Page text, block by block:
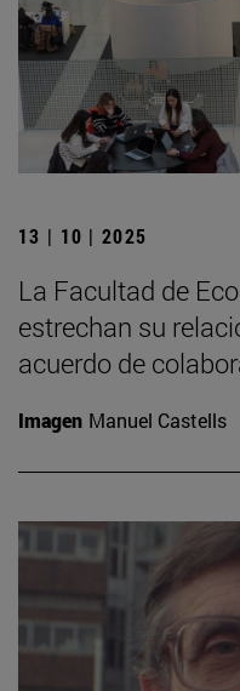
13 | 10 | 2025
La Facultad de
estrechan su
acuerdo de
Imagen Manuel Castells